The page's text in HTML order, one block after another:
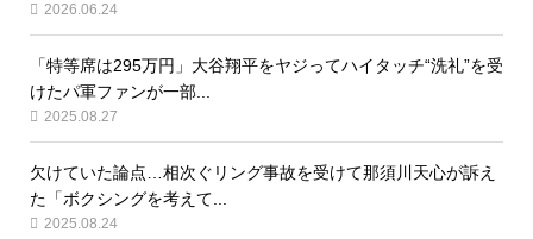
2026.06.24
「特等席は295万円」大谷翔平をヤジってハイタッチ“洗礼”を受
けたパ軍ファンが一部...
2025.08.27
欠けていた論点…相次ぐリング事故を受けて那須川天心が訴え
た「ボクシングを考えて...
2025.08.24